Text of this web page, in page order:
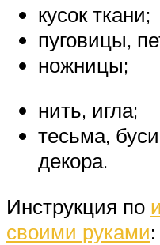
кусок ткани;
пуговицы,
ножницы;
нить, игла;
тесьма,
декора.
Инструкция по
своими руками: